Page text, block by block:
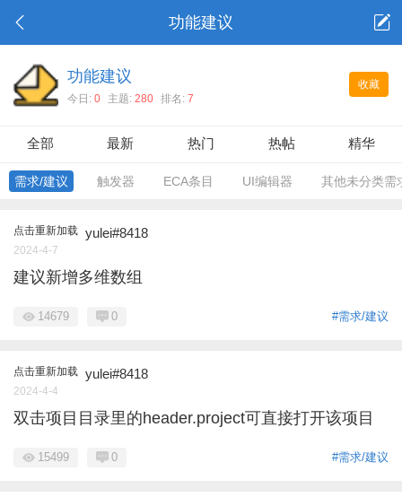
功能建议
收藏
功能建议
今日: 0 主题: 280 排名: 7
全部 最新 热门 热帖 精华
需求/建议 触发器 ECA条目 UI编辑器 其他未分类需
点击重新加载 yulei#8418
2024-4-7
建议新增多维数组
#需求/建议
14679 0
点击重新加载 yulei#8418
2024-4-4
双击项目目录里的header.project可直接打开该项目
#需求/建议
15499 0